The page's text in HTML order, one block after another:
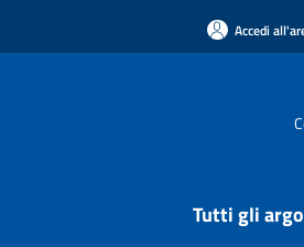
Accedi
Tutti gli